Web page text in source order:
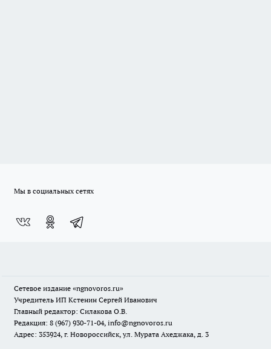
Мы в социальных сетях
Сетевое издание «ngnovoros.ru»
Учредитель ИП Кстенин Сергей Иванович
Главный редактор: Силакова О.В.
Редакция: 8 (967) 930-71-04, info@ngnovoros.ru
Адрес: 353924, г. Новороссийск, ул. Мурата Ахеджака, д. 3